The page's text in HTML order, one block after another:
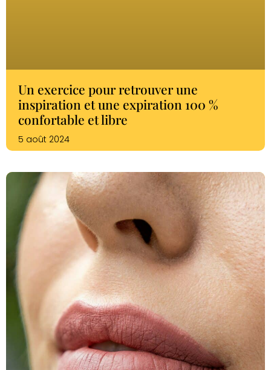
Un exercice pour retrouver une
inspiration et une expiration 100 %
confortable et libre
5 août 2024